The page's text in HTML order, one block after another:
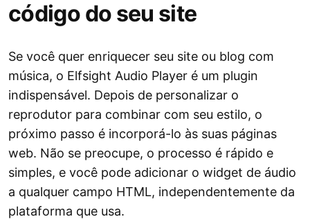
código do seu site
Se você quer enriquecer seu site ou blog com
música, o Elfsight Audio Player é um plugin
indispensável. Depois de personalizar o
reprodutor para combinar com seu estilo, o
próximo passo é incorporá-lo às suas páginas
web. Não se preocupe, o processo é rápido e
simples, e você pode adicionar o widget de áudio
a qualquer campo HTML, independentemente da
plataforma que usa.